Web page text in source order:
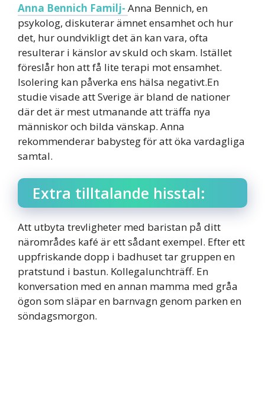
Anna Bennich Familj- Anna Bennich, en
psykolog, diskuterar ämnet ensamhet och hur
det, hur oundvikligt det än kan vara, ofta
resulterar i känslor av skuld och skam. Istället
föreslår hon att få lite terapi mot ensamhet.
Isolering kan påverka ens hälsa negativt.En
studie visade att Sverige är bland de nationer
där det är mest utmanande att träffa nya
människor och bilda vänskap. Anna
rekommenderar babysteg för att öka vardagliga
samtal.
Extra tilltalande hisstal:
Att utbyta trevligheter med baristan på ditt
närområdes kafé är ett sådant exempel. Efter ett
uppfriskande dopp i badhuset tar gruppen en
pratstund i bastun. Kollegalunchträff. En
konversation med en annan mamma med gråa
ögon som släpar en barnvagn genom parken en
söndagsmorgon.